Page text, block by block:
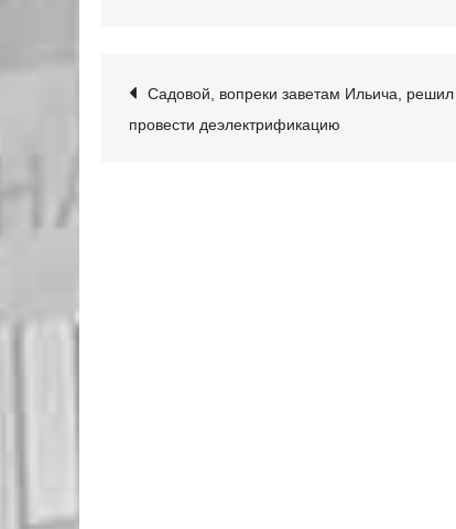
Навігація
Садовой, вопреки заветам Ильича, решил
провести деэлектрификацию